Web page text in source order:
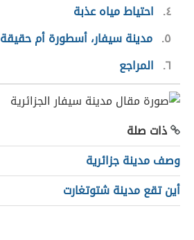
٤
احتياط مياه عذبة
٥ مدينة سيفار، أسطورة أم حقيقة
٦ المراجع
ذات صلة
وصف مدينة جزائرية
أين تقع مدينة شتوتغارت